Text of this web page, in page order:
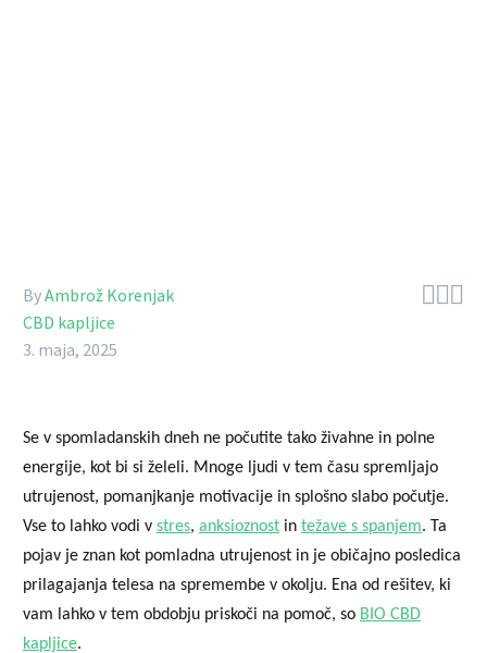

ByAmbrož Korenjak
CBD kapljice
3. maja, 2025
Se v spomladanskih dneh ne počutite tako živahne in polne
energije, kot bi si želeli. Mnoge ljudi v tem času spremljajo
utrujenost, pomanjkanje motivacije in splošno slabo počutje.
Vse to lahko vodi v stres, anksioznost in težave s spanjem. Ta
pojav je znan kot pomladna utrujenost in je običajno posledica
prilagajanja telesa na spremembe v okolju. Ena od rešitev, ki
vam lahko v tem obdobju priskoči na pomoč, so BIO CBD
kapljice.